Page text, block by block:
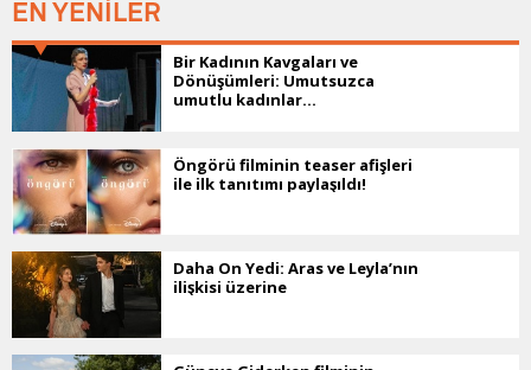
EN YENİLER
Bir Kadının Kavgaları ve
Dönüşümleri: Umutsuzca
umutlu kadınlar...
Öngörü filminin teaser afişleri
ile ilk tanıtımı paylaşıldı!
Daha On Yedi: Aras ve Leyla’nın
ilişkisi üzerine